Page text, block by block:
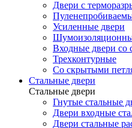
Двери с
Усиленные двери
Входные двери со
Трехконтурные
Со скрытыми
Стальные двери
Стальные двери
Гнутые стальные
Двери входные
Двери стальные